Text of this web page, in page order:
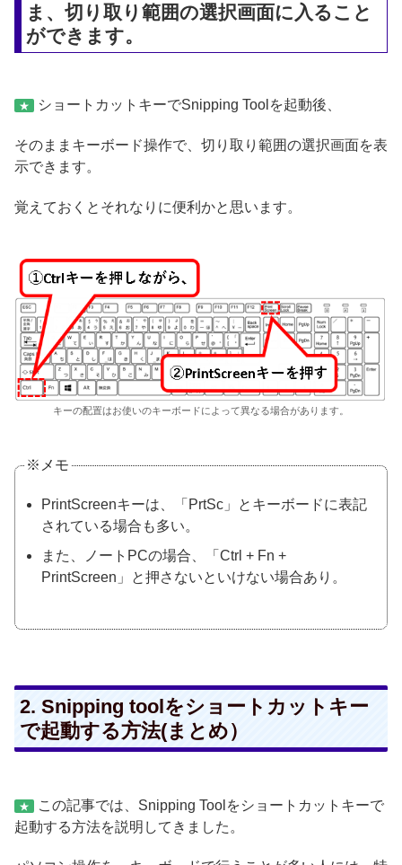
ま、切り取り範囲の選択画面に入ること
ができます。
★ ショートカットキーでSnipping Toolを起動後、
そのままキーボード操作で、切り取り範囲の選択画面を表
示できます。
覚えておくとそれなりに便利かと思います。
キーの配置はお使いのキーボードによって異なる場合があります。
※メモ
PrintScreenキーは、「PrtSc」とキーボードに表記
されている場合も多い。
また、ノートPCの場合、「Ctrl + Fn +
PrintScreen」と押さないといけない場合あり。
2. Snipping toolをショートカットキー
で起動する方法(まとめ）
★
この記事では、Snipping Toolをショートカットキーで
起動する方法を説明してきました。